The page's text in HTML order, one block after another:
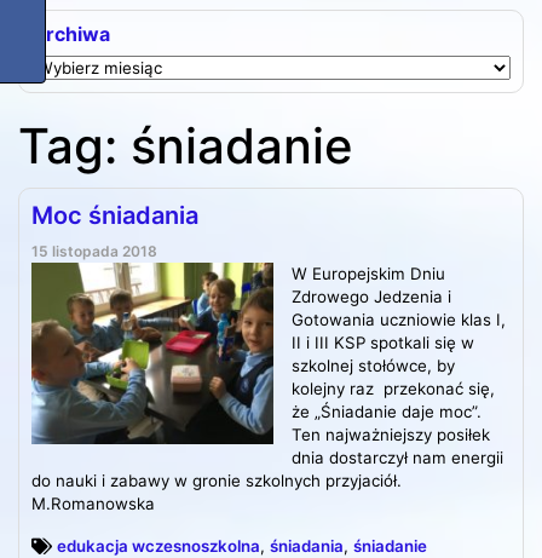
Archiwa
Archiwa
Tag: śniadanie
Moc śniadania
15 listopada 2018
W Europejskim Dniu
Zdrowego Jedzenia i
Gotowania uczniowie klas I,
II i III KSP spotkali się w
szkolnej stołówce, by
kolejny raz przekonać się,
że „Śniadanie daje moc”.
Ten najważniejszy posiłek
dnia dostarczył nam energii
do nauki i zabawy w gronie szkolnych przyjaciół.
M.Romanowska
edukacja wczesnoszkolna, śniadania, śniadanie